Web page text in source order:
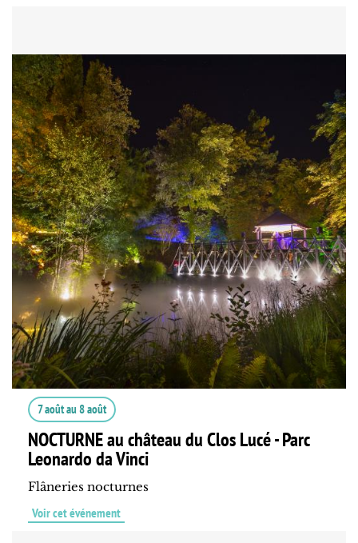
7 aoûtau8 août
NOCTURNE au château du Clos Lucé - Parc
Leonardo da Vinci
Flâneries nocturnes
Voir cet événement